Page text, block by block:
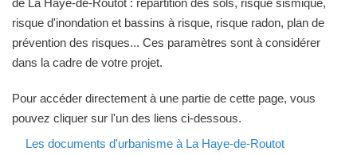
de La Haye-de-Routot : répartition des sols, risque sismique,
risque d'inondation et bassins à risque, risque radon, plan de
prévention des risques... Ces paramètres sont à considérer
dans la cadre de votre projet.
Pour accéder directement à une partie de cette page, vous
pouvez cliquer sur l'un des liens ci-dessous.
Les documents d'urbanisme à La Haye-de-Routot